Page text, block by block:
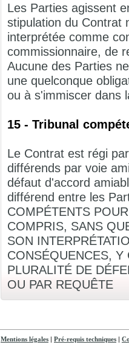
Les Parties agissent
stipulation du Contrat
interprétée comme
commissionnaire, de
Aucune des Parties
une quelconque
ou à s'immiscer dans
15 - Tribunal
Le Contrat est régi
différends par voie
défaut d'accord
différend entre les
COMPÉTENTS
COMPRIS, SANS
SON
CONSÉQUENCES,
PLURALITÉ DE
OU PAR REQUÊTE
Mentions légales Pré-requis techniques